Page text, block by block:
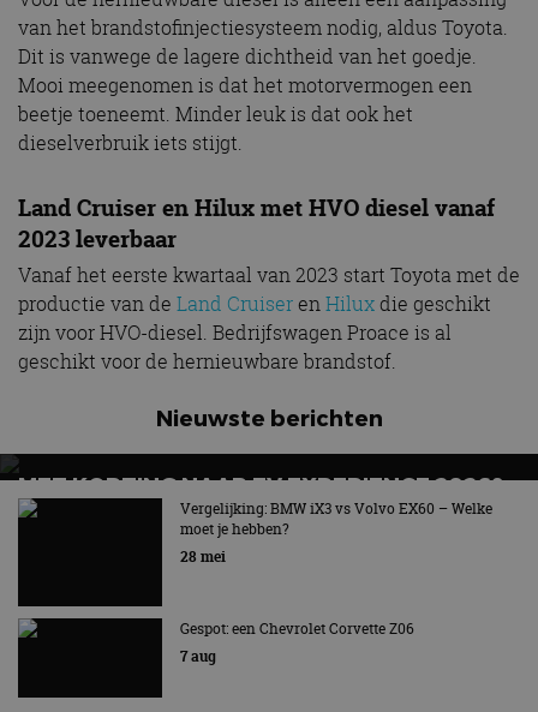
van het brandstofinjectiesysteem nodig, aldus Toyota.
Dit is vanwege de lagere dichtheid van het goedje.
Mooi meegenomen is dat het motorvermogen een
beetje toeneemt. Minder leuk is dat ook het
dieselverbruik iets stijgt.
Land Cruiser en Hilux met HVO diesel vanaf
2023 leverbaar
Vanaf het eerste kwartaal van 2023 start Toyota met de
productie van de Land CruiserenHiluxdie geschikt
zijn voor HVO-diesel. Bedrijfswagen Proace is al
geschikt voor de hernieuwbare brandstof.
Nieuwste berichten
MET KORTING NAAR EV EXPERIENCE 2026?
AUTORAI REGELT HET!
EV Experience 2026 van 24 tot 26 september
Vergelijking: BMW iX3 vs Volvo EX60 – Welke
moet je hebben?
28 mei
Gespot: een Chevrolet Corvette Z06
7 aug